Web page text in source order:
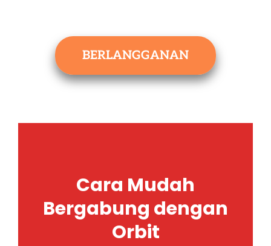
BERLANGGANAN
Cara Mudah
Bergabung dengan
Orbit